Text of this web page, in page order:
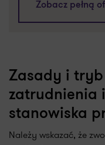
Zobacz pełną
Zasady i
zatrudnienia
stanowiska
Należy wskazać, że